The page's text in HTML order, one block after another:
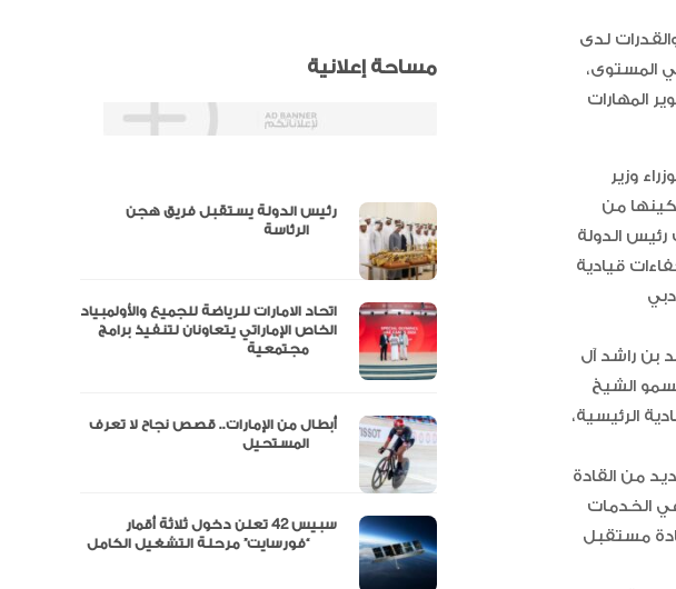
لدى
المستوى،
المهارات
وزير
من
الدولة
قيادية
بن راشد آل
الشيخ
الرئيسية،
من القادة
في الخدمات
العالمي 2030 التي تركز على قيادة مستقبل
مساحة إعلانية
رئيس الدولة يستقبل فريق هجن
اتحاد الامارات للرياضة للجميع والأولمبياد
الخاص الإماراتي يتعاونان لتنفيذ برامج
أبطال من الإمارات.. قصص نجاح لا تعرف
سبيس 42 تعلن دخول ثلاثة أقمار
“فورسايت” مرحلة التشغيل الكامل
ميدالية و10 أرقام قياسية في كأس
تعزز ريادتها العالمية في جمال